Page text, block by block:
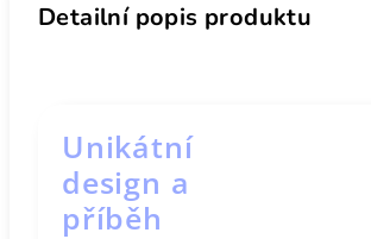
Detailní popis produktu
Unikátní
design a
příběh